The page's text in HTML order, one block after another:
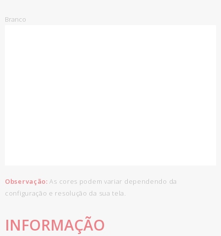
Branco
Observação: As cores podem variar dependendo da
configuração e resolução da sua tela.
INFORMAÇÃO